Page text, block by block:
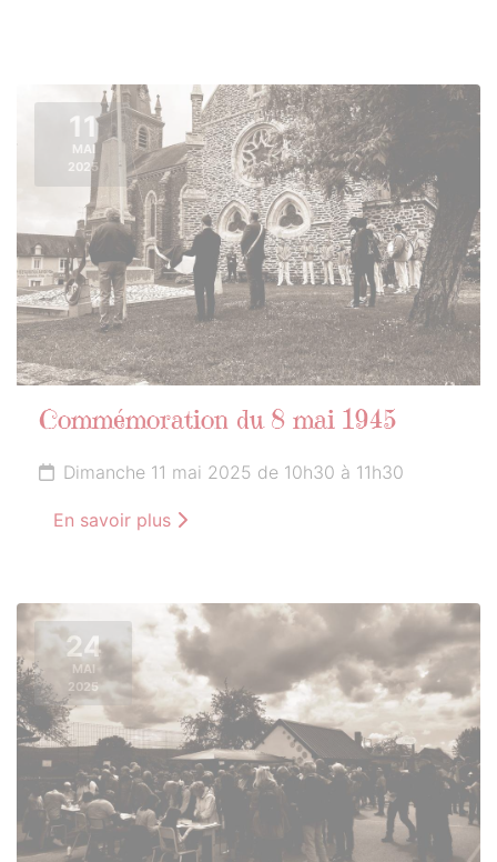
11
MAI
2025
Commémoration du 8 mai 1945
Dimanche 11 mai 2025 de 10h30 à 11h30
En savoir plus
24
MAI
2025